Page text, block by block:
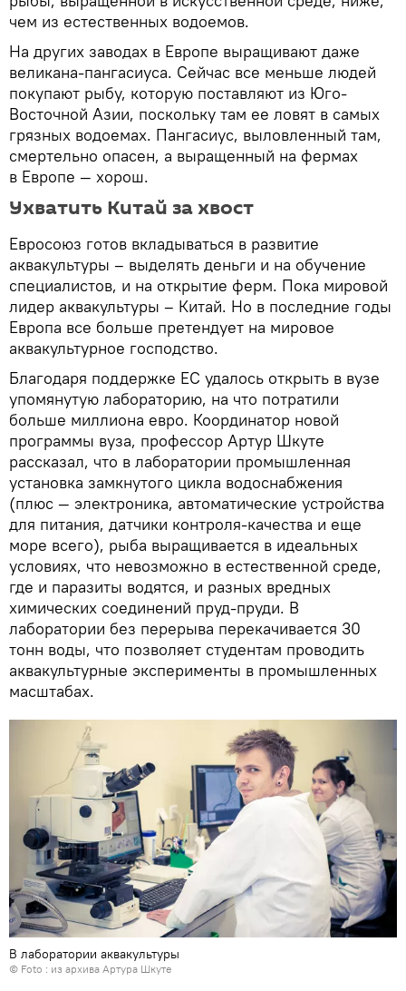
чем из естественных водоемов.
На других заводах в Европе выращивают даже
великана-пангасиуса. Сейчас все меньше людей
покупают рыбу, которую поставляют из Юго-
Восточной Азии, поскольку там ее ловят в самых
грязных водоемах. Пангасиус, выловленный там,
смертельно опасен, а выращенный на фермах
в Европе — хорош.
Ухватить Китай за хвост
Евросоюз готов вкладываться в развитие
аквакультуры – выделять деньги и на обучение
специалистов, и на открытие ферм. Пока мировой
лидер аквакультуры – Китай. Но в последние годы
Европа все больше претендует на мировое
аквакультурное господство.
Благодаря поддержке ЕС удалось открыть в вузе
упомянутую лабораторию, на что потратили
больше миллиона евро. Координатор новой
программы вуза, профессор Артур Шкуте
рассказал, что в лаборатории промышленная
установка замкнутого цикла водоснабжения
(плюс — электроника, автоматические устройства
для питания, датчики контроля-качества и еще
море всего), рыба выращивается в идеальных
условиях, что невозможно в естественной среде,
где и паразиты водятся, и разных вредных
химических соединений пруд-пруди. В
лаборатории без перерыва перекачивается 30
тонн воды, что позволяет студентам проводить
аквакультурные эксперименты в промышленных
масштабах.
В лаборатории аквакультуры
© Foto : из архива Артура Шкуте